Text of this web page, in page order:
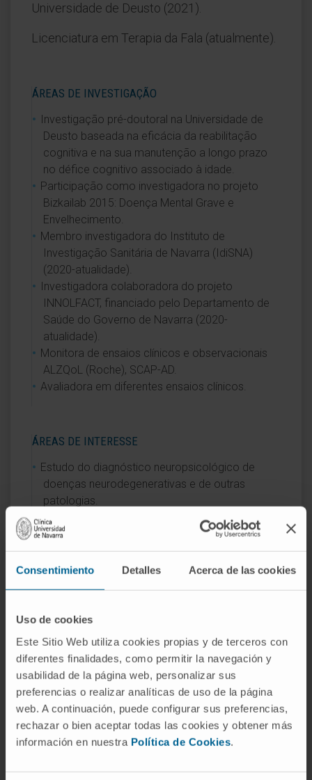
Consentimiento Detalles Acerca de las cookies
Uso de cookies
Este Sitio Web utiliza cookies propias y de terceros con
diferentes finalidades, como permitir la navegación y
usabilidad de la página web, personalizar sus
preferencias o realizar analíticas de uso de la página
web. A continuación, puede configurar sus preferencias,
rechazar o bien aceptar todas las cookies y obtener más
información en nuestra Política de Cookies.
Universidade de Deusto (2021).
Licenciatura em Terapia da Fala (atualmente).
ÁREAS DE INVESTIGAÇÃO
Investigação pré-doutoral na Universidade de
Deusto baseada na eficácia da reabilitação
cognitiva e na sua manutenção a longo prazo
no défice cognitivo associado à idade.
Participação como investigadora no projeto
Bizkailab 2015: Doença Mental Grave e
Envelhecimento.
Membro investigadora do Instituto de
Investigação Sanitária de Navarra (IdiSNA)
(2020-atualidade).
Investigadora colaboradora do projeto
INNOLFACT, financiado pelo Departamento de
Saúde do Governo de Navarra (2020-
atualidade).
Monitora de ensaios clínicos e observacionais
ALZQoL (Roche), SCAP-AD.
Avaliadora em diferentes ensaios clínicos.
ÁREAS DE INTERESSE
Estudo do diagnóstico neuropsicológico de
doenças neurodegenerativas e de outras
patologias.
Avaliação e intervenção neuropsicológica do
défice cognitivo associado à idade e a doenças
neurodegenerativas.
Avaliação neuropsicológica pré-cirúrgica de
e comportamentais associadas a doenças
neurodegenerativas.
Reabilitação cognitiva do défice cognitivo.
Aconselhamento familiar sobre o manejo de
doentes com doenças neurológicas.